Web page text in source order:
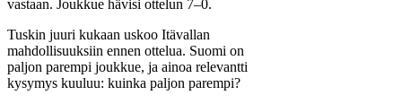
vastaan. Joukkue hävisi ottelun 7–0.
Tuskin juuri kukaan uskoo Itävallan
mahdollisuuksiin ennen ottelua. Suomi on
paljon parempi joukkue, ja ainoa relevantti
kysymys kuuluu: kuinka paljon parempi?